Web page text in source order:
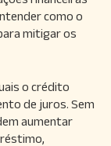
como o
mitigar os
o crédito
de juros. Sem
aumentar